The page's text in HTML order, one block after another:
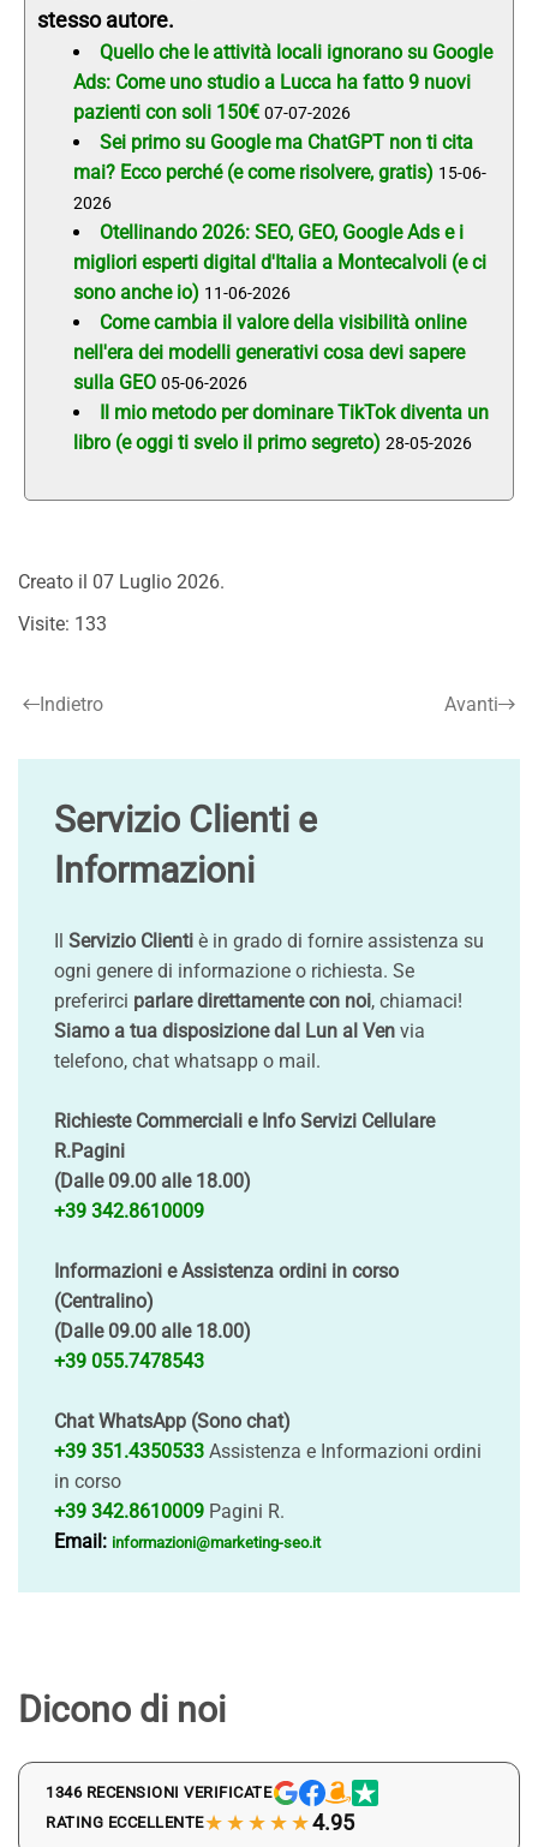
stesso autore.
Quello che le attività locali ignorano su Google
Ads: Come uno studio a Lucca ha fatto 9 nuovi
pazienti con soli 150€ 07-07-2026
Sei primo su Google ma ChatGPT non ti cita
mai? Ecco perché (e come risolvere, gratis) 15-06-
2026
Otellinando 2026: SEO, GEO, Google Ads e i
migliori esperti digital d'Italia a Montecalvoli (e ci
sono anche io) 11-06-2026
Come cambia il valore della visibilità online
nell'era dei modelli generativi cosa devi sapere
sulla GEO 05-06-2026
Il mio metodo per dominare TikTok diventa un
libro (e oggi ti svelo il primo segreto) 28-05-2026
Creato il 07 Luglio 2026.
Visite: 133
Indietro Avanti
Servizio Clienti e
Informazioni
Il Servizio Clienti è in grado di fornire assistenza su
ogni genere di informazione o richiesta. Se
preferirci parlare direttamente con noi, chiamaci!
Siamo a tua disposizione dal Lun al Ven via
telefono, chat whatsapp o mail.
Richieste Commerciali e Info Servizi Cellulare
R.Pagini
(Dalle 09.00 alle 18.00)
+39 342.8610009
Informazioni e Assistenza ordini in corso
(Centralino)
(Dalle 09.00 alle 18.00)
+39 055.7478543
Chat WhatsApp (Sono chat)
+39 351.4350533 Assistenza e Informazioni ordini
in corso
+39 342.8610009 Pagini R.
Email: informazioni@marketing-seo.it
Dicono di noi
1346 RECENSIONI VERIFICATE
RATING ECCELLENTE★★★★★4.95